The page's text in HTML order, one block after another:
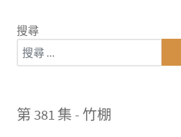
搜尋
第 381 集 - 竹棚